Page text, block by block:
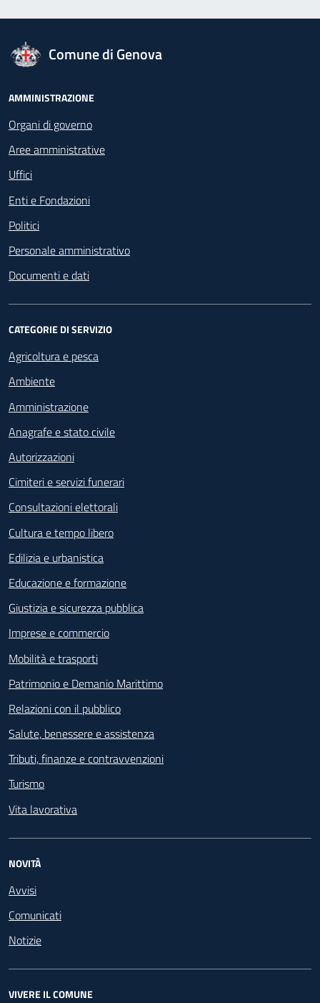
logo Unione Europea
Comune di Genova
Footer - Navigazione
AMMINISTRAZIONE
Organi di governo
Aree amministrative
Uffici
Enti e Fondazioni
Politici
Personale amministrativo
Documenti e dati
CATEGORIE DI SERVIZIO
Agricoltura e pesca
Ambiente
Amministrazione
Anagrafe e stato civile
Autorizzazioni
Cimiteri e servizi funerari
Consultazioni elettorali
Cultura e tempo libero
Edilizia e urbanistica
Educazione e formazione
Giustizia e sicurezza pubblica
Imprese e commercio
Mobilità e trasporti
Patrimonio e Demanio Marittimo
Relazioni con il pubblico
Salute, benessere e assistenza
Tributi, finanze e contravvenzioni
Turismo
Vita lavorativa
NOVITÀ
Avvisi
Comunicati
Notizie
VIVERE IL COMUNE